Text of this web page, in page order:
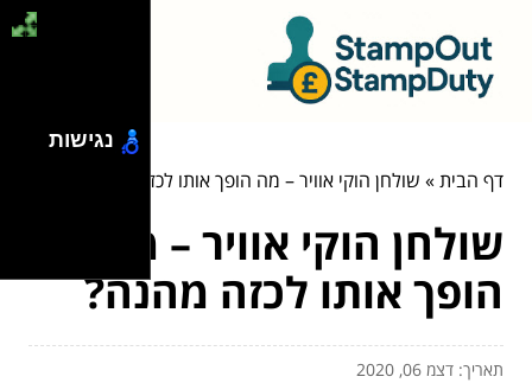
דף הבית» שולחן הוקי אוויר – מה הופך אותו לכזה מהנה?
שולחן הוקי אוויר – מה
הופך אותו לכזה מהנה?
תאריך: דצמ 06, 2020
נגישות